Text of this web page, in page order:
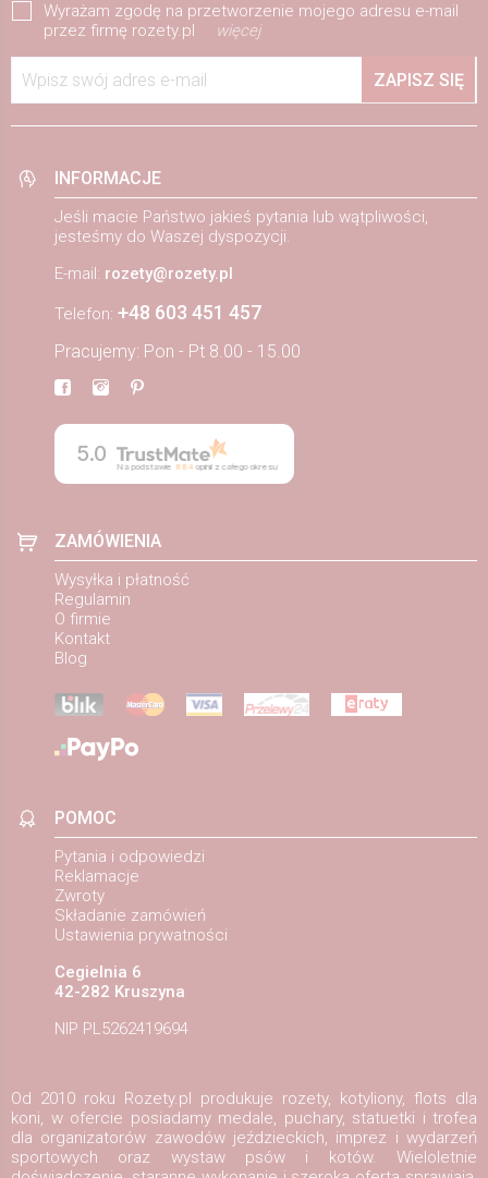
Wyrażam zgodę na przetworzenie mojego adresu e-mail
przez firmę rozety.pl
więcej
Wpisz swój adres e-mail ZAPISZ SIĘ
INFORMACJE
Jeśli macie Państwo jakieś pytania lub wątpliwości,
jesteśmy do Waszej dyspozycji.
E-mail: rozety@rozety.pl
Telefon: +48 603 451 457
Pracujemy: Pon - Pt 8.00 - 15.00
5.0
Na podstawie 884opinii z całego okresu
ZAMÓWIENIA
Wysyłka i płatność
Regulamin
O firmie
Kontakt
Blog
POMOC
Pytania i odpowiedzi
Reklamacje
Zwroty
Składanie zamówień
Ustawienia prywatności
Cegielnia 6
42-282 Kruszyna
NIP PL5262419694
Od 2010 roku Rozety.pl produkuje rozety, kotyliony, flots dla
koni, w ofercie posiadamy medale, puchary, statuetki i trofea
dla organizatorów zawodów jeździeckich, imprez i wydarzeń
sportowych oraz wystaw psów i kotów. Wieloletnie